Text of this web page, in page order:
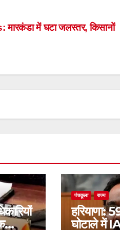
में घटा जलस्तर, किसानों
पंचकूला राज्य
हरियाणा:
घोटाले में